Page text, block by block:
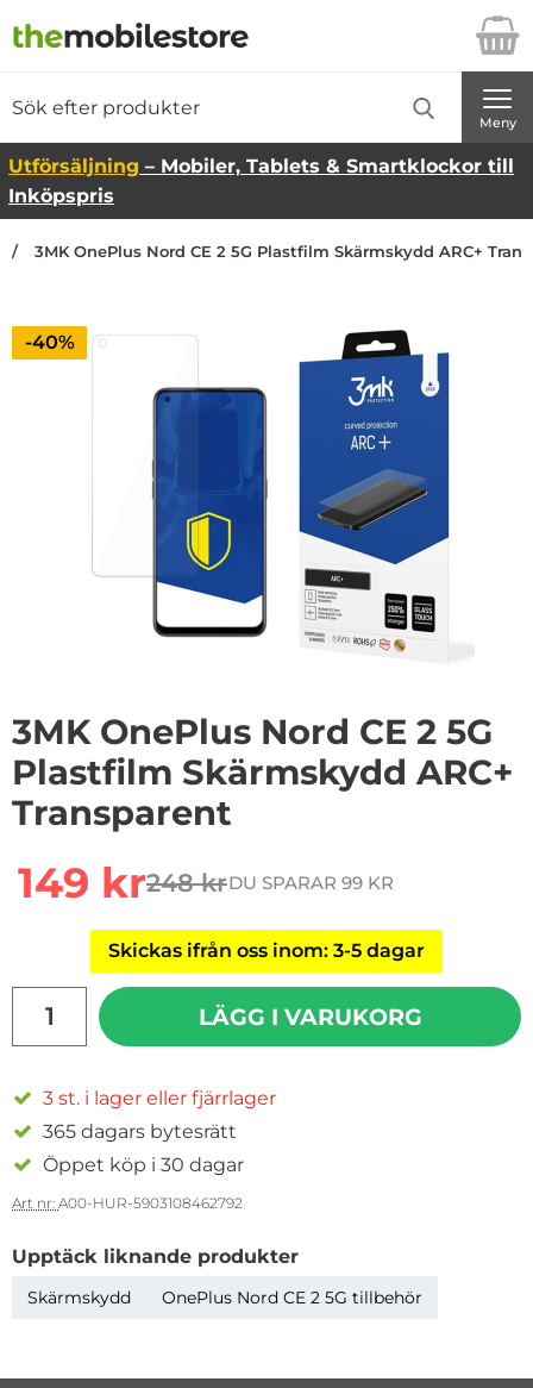
Startsidan för Danira Telecom AB
Meny
Utförsäljning – Mobiler, Tablets & Smartklockor till
Inköpspris
3MK OnePlus Nord CE 2 5G Plastfilm Skärmskydd ARC+
Priset är nedsatt med
-40%
3MK OnePlus Nord CE 2 5G
Plastfilm Skärmskydd ARC+
Transparent
rea pris
149 krtidigare pris
248 krDU SPARAR 99 KR
Skickas ifrån oss inom: 3-5 dagar
LÄGG I VARUKORG
3 st. i lager eller fjärrlager
365 dagars bytesrätt
Öppet köp i 30 dagar
Art nr: A00-HUR-5903108462792
Upptäck liknande produkter
Skärmskydd OnePlus Nord CE 2 5G tillbehör